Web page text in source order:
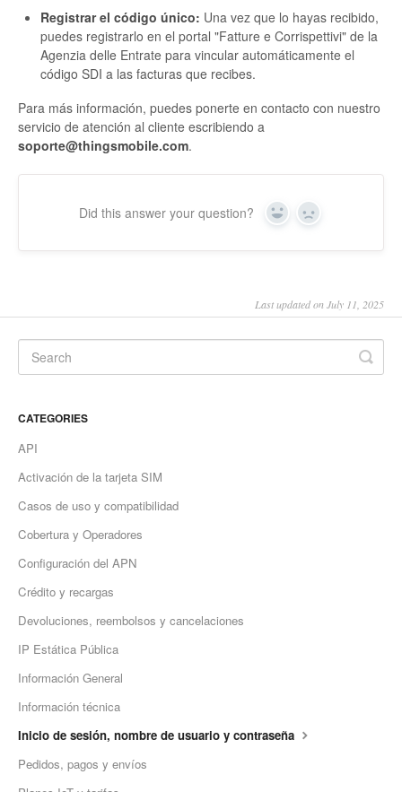
Registrar el código único: Una vez que lo hayas recibido,
puedes registrarlo en el portal "Fatture e Corrispettivi" de la
Agenzia delle Entrate para vincular automáticamente el
código SDI a las facturas que recibes.
Para más información, puedes ponerte en contacto con nuestro
servicio de atención al cliente escribiendo a
soporte@thingsmobile.com.
Did this answer your question? Yes No
Last updated on July 11, 2025
CATEGORIES
API
Activación de la tarjeta SIM
Casos de uso y compatibilidad
Cobertura y Operadores
Configuración del APN
Crédito y recargas
Devoluciones, reembolsos y cancelaciones
IP Estática Pública
Información General
Información técnica
Inicio de sesión, nombre de usuario y contraseña
Pedidos, pagos y envíos